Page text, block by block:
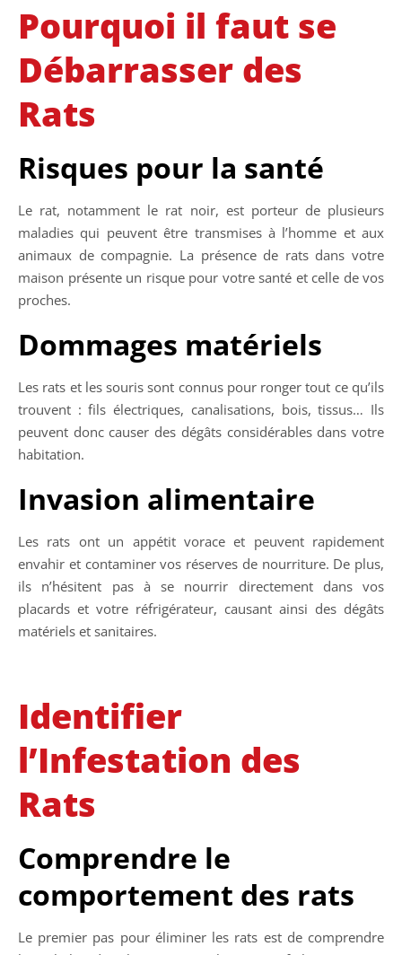
Pourquoi il faut se
Débarrasser des
Rats
Risques pour la santé
Le rat, notamment le rat noir, est porteur de plusieurs
maladies qui peuvent être transmises à l’homme et aux
animaux de compagnie. La présence de rats dans votre
maison présente un risque pour votre santé et celle de vos
proches.
Dommages matériels
Les rats et les souris sont connus pour ronger tout ce qu’ils
trouvent : fils électriques, canalisations, bois, tissus… Ils
peuvent donc causer des dégâts considérables dans votre
habitation.
Invasion alimentaire
Les rats ont un appétit vorace et peuvent rapidement
envahir et contaminer vos réserves de nourriture. De plus,
ils n’hésitent pas à se nourrir directement dans vos
placards et votre réfrigérateur, causant ainsi des dégâts
matériels et sanitaires.
Identifier
l’Infestation des
Rats
Comprendre le
comportement des rats
Le premier pas pour éliminer les rats est de comprendre